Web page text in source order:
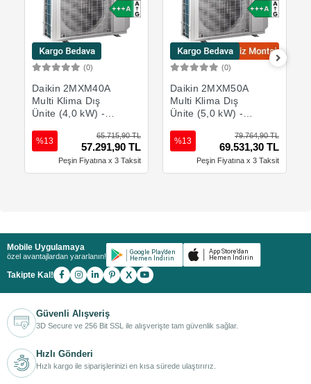
(0)
Daikin 2MXM40A
Multi Klima Dış
Ünite (4,0 kW) -
65.715,90 TL
57.291,90 TL
%13
Peşin Fiyatına x 3 Taksit
(0)
Daikin 2MXM50A
Multi Klima Dış
Ünite (5,0 kW) -
79.764,90 TL
69.531,30 TL
%13
Peşin Fiyatına x 3 Taksit
Mobile Uygulamaya
özel avantajlardan yararlanın!
Takipte Kal! X
Güvenli Alışveriş
3D Secure ve 256 Bit SSL ile alışverişte tam güvenlik sağlar.
Hızlı Gönderi
Hızlı kargo ile siparişlerinizi en kısa sürede ulaştırırız.